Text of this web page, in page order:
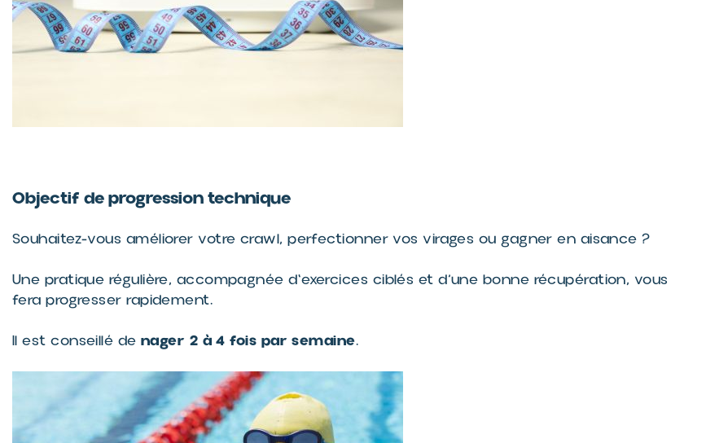
Objectif de progression technique
Souhaitez-vous améliorer votre crawl, perfectionner vos virages ou gagner en aisance ?
Une pratique régulière, accompagnée d'exercices ciblés et d’une bonne récupération, vous
fera progresser rapidement.
Il est conseillé de nager 2 à 4 fois par semaine.